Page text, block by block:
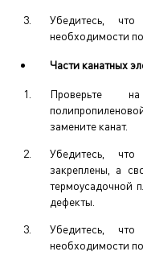
Убедитесь,
необходимости
Части канатных
Проверьте
замените канат.
Убедитесь,
закреплены, а
термоусадочной
дефекты.
Убедитесь,
необходимости